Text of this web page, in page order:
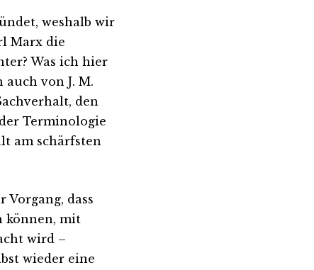
weshalb wir
Marx die
Was ich hier
von J. M.
den
Terminologie
am schärfsten
Vorgang, dass
können, mit
wird –
wieder eine